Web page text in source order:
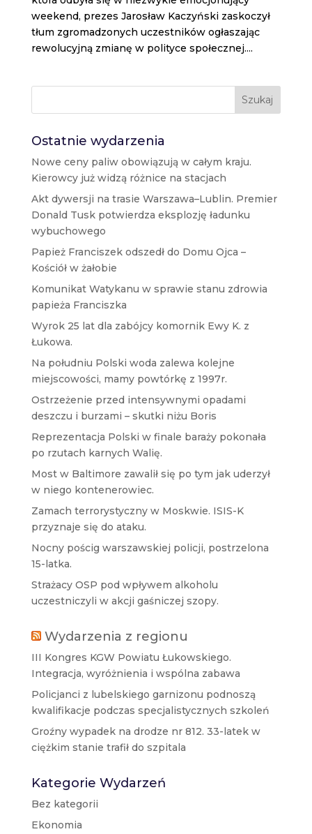
weekend, prezes Jarosław Kaczyński zaskoczył
tłum zgromadzonych uczestników ogłaszając
rewolucyjną zmianę w polityce społecznej....
Szukaj
Ostatnie wydarzenia
Nowe ceny paliw obowiązują w całym kraju.
Kierowcy już widzą różnice na stacjach
Akt dywersji na trasie Warszawa–Lublin. Premier
Donald Tusk potwierdza eksplozję ładunku
wybuchowego
Papież Franciszek odszedł do Domu Ojca –
Kościół w żałobie
Komunikat Watykanu w sprawie stanu zdrowia
papieża Franciszka
Wyrok 25 lat dla zabójcy komornik Ewy K. z
Łukowa.
Na południu Polski woda zalewa kolejne
miejscowości, mamy powtórkę z 1997r.
Ostrzeżenie przed intensywnymi opadami
deszczu i burzami – skutki niżu Boris
Reprezentacja Polski w finale baraży pokonała
po rzutach karnych Walię.
Most w Baltimore zawalił się po tym jak uderzył
w niego kontenerowiec.
Zamach terrorystyczny w Moskwie. ISIS-K
przyznaje się do ataku.
Nocny pościg warszawskiej policji, postrzelona
15-latka.
Strażacy OSP pod wpływem alkoholu
uczestniczyli w akcji gaśniczej szopy.
Wydarzenia z regionu
III Kongres KGW Powiatu Łukowskiego.
Integracja, wyróżnienia i wspólna zabawa
Policjanci z lubelskiego garnizonu podnoszą
kwalifikacje podczas specjalistycznych szkoleń
Groźny wypadek na drodze nr 812. 33-latek w
ciężkim stanie trafił do szpitala
Kategorie Wydarzeń
Bez kategorii
Ekonomia